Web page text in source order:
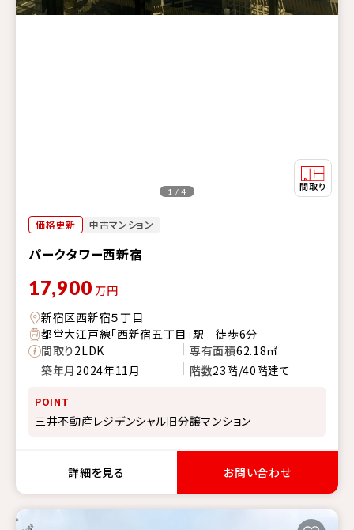
価格更新 中古マンション
パークタワー西新宿
1 / 4
17,900 万円
新宿区西新宿５丁目
都営大江戸線「西新宿五丁目」駅 徒歩6分
間取り2LDK 専有面積62.18㎡
築年月 2024年11月 階数23階/40階建て
POINT
三井不動産レジデンシャル旧分譲マンション
詳細を見る お問い合わせ